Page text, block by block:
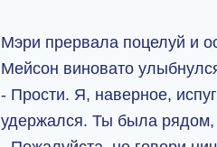
Мэри прервала поцелуй и
Мейсон виновато
- Прости. Я, наверное,
удержался. Ты была рядом,